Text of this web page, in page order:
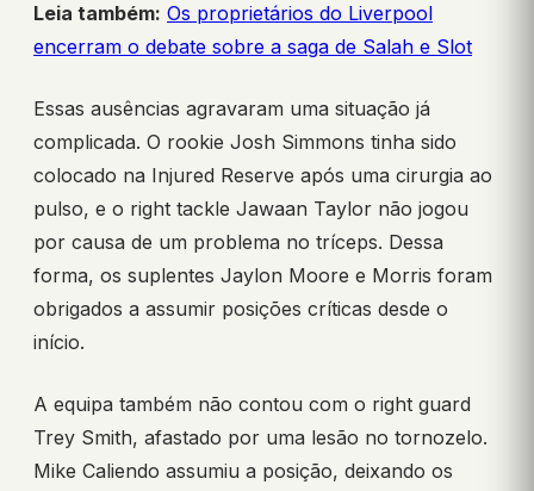
Leia também: Os proprietários do Liverpool
encerram o debate sobre a saga de Salah e Slot
Essas ausências agravaram uma situação já
complicada. O rookie Josh Simmons tinha sido
colocado na Injured Reserve após uma cirurgia ao
pulso, e o right tackle Jawaan Taylor não jogou
por causa de um problema no tríceps. Dessa
forma, os suplentes Jaylon Moore e Morris foram
obrigados a assumir posições críticas desde o
início.
A equipa também não contou com o right guard
Trey Smith, afastado por uma lesão no tornozelo.
Mike Caliendo assumiu a posição, deixando os